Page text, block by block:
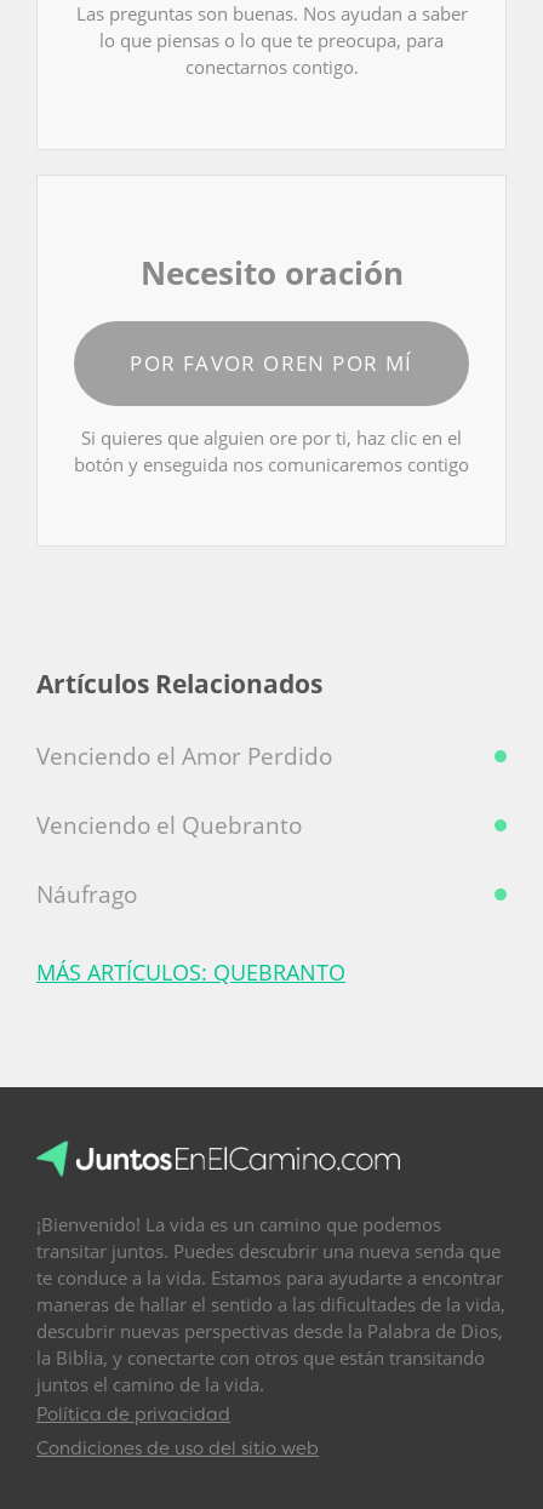
Las preguntas son buenas. Nos ayudan a saber
lo que piensas o lo que te preocupa, para
conectarnos contigo.
Necesito oración
POR FAVOR OREN POR MÍ
Si quieres que alguien ore por ti, haz clic en el
botón y enseguida nos comunicaremos contigo
Artículos Relacionados
Venciendo el Amor Perdido
Venciendo el Quebranto
Náufrago
MÁS ARTÍCULOS: QUEBRANTO
¡Bienvenido! La vida es un camino que podemos
transitar juntos. Puedes descubrir una nueva senda que
te conduce a la vida. Estamos para ayudarte a encontrar
maneras de hallar el sentido a las dificultades de la vida,
descubrir nuevas perspectivas desde la Palabra de Dios,
la Biblia, y conectarte con otros que están transitando
juntos el camino de la vida.
Política de privacidad
Condiciones de uso del sitio web